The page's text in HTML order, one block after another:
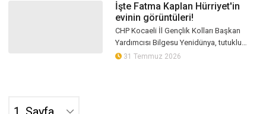
İşte Fatma Kaplan Hürriyet'in
evinin görüntüleri!
CHP Kocaeli İl Gençlik Kolları Başkan
Yardımcısı Bilgesu Yenidünya, tutuklu
İzmit Belediye Başkanı Fatma Kaplan
31 Temmuz 2026